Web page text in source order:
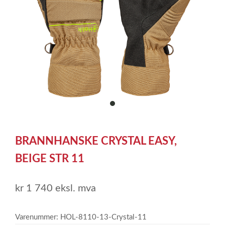
item
of
1
BRANNHANSKE CRYSTAL EASY,
BEIGE STR 11
kr 1 740 eksl. mva
Varenummer: HOL-8110-13-Crystal-11